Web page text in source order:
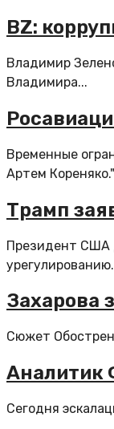
BZ:
Владимир
Владимира...
Временные
Артем
Трамп
Президент США
Захарова
Сюжет
Аналитик
Сегодня